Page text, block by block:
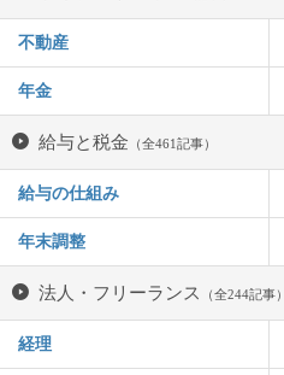
不動産
年金
給与と税金 （全461記事）
給与の仕組み
年末調整
法人・フリーランス （全244記事）
経理